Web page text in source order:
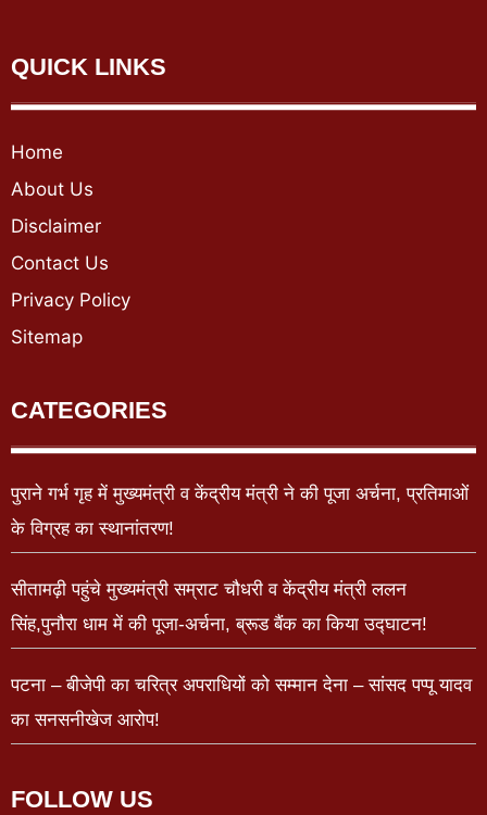
QUICK LINKS
Home
About Us
Disclaimer
Contact Us
Privacy Policy
Sitemap
CATEGORIES
पुराने गर्भ गृह में मुख्यमंत्री व केंद्रीय मंत्री ने की पूजा अर्चना, प्रतिमाओं
के विग्रह का स्थानांतरण!
सीतामढ़ी पहुंचे मुख्यमंत्री सम्राट चौधरी व केंद्रीय मंत्री ललन
सिंह,पुनौरा धाम में की पूजा-अर्चना, ब्रूड बैंक का किया उद्घाटन!
पटना – बीजेपी का चरित्र अपराधियों को सम्मान देना – सांसद पप्पू यादव
का सनसनीखेज आरोप!
FOLLOW US